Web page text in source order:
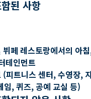
된 사항
뷔페 레스토랑에서의 아
테인먼트
(피트니스 센터, 수영장,
임, 퀴즈, 공예 교실 등)